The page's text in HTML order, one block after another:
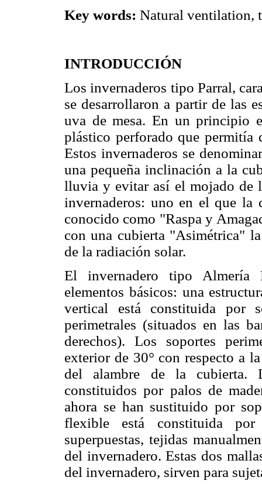
Key words: Natural ventilation,
INTRODUCCIÓN
Los invernaderos tipo Parral,
se desarrollaron a partir de las
uva de mesa. En un principio
plástico perforado que permitía
Estos invernaderos se
una pequeña inclinación a la
lluvia y evitar así el mojado de
invernaderos: uno en el que la
conocido como "Raspa y
con una cubierta "Asimétrica"
de la radiación solar.
El invernadero tipo Almería
elementos básicos: una
vertical está constituida por
perimetrales (situados en las
derechos). Los soportes
exterior de 30° con respecto a
del alambre de la cubierta.
constituidos por palos de
ahora se han sustituido por
flexible está constituida
superpuestas, tejidas
del invernadero. Estas dos
del invernadero, sirven para